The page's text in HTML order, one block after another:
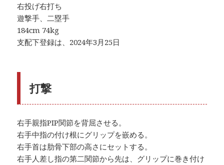
右投げ右打ち
遊撃手、二塁手
184cm 74kg
支配下登録は、2024年3月25日
打撃
右手親指PIP関節を背屈させる。
右手中指の付け根にグリップを嵌める。
右手首は肋骨下部の高さにセットする。
右手人差し指の第二関節から先は、グリップに巻き付け